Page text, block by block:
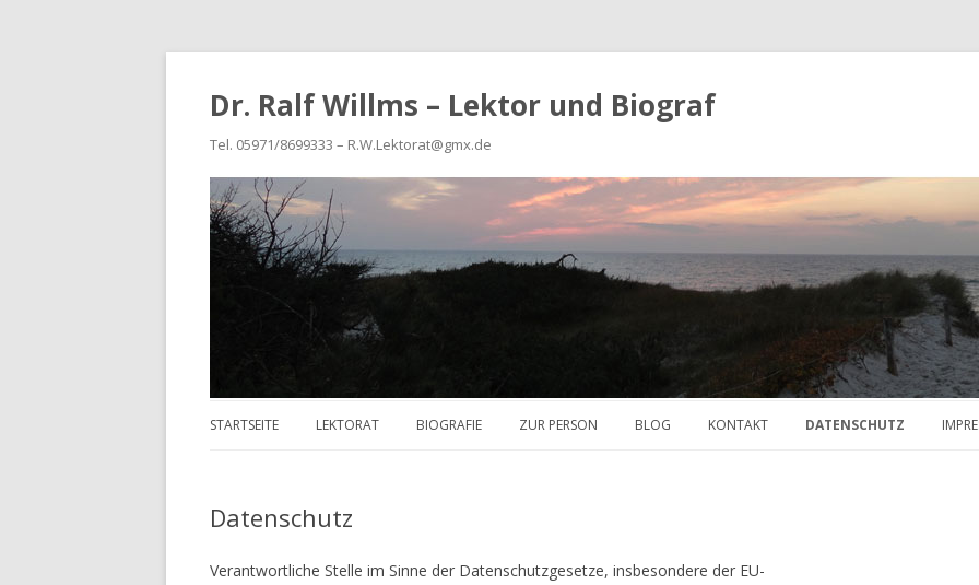
Dr. Ralf Willms – Lektor und Biograf
Tel. 05971/8699333 – R.W.Lektorat@gmx.de
STARTSEITE LEKTORAT BIOGRAFIE ZUR PERSON BLOG KONTAKT DATENSCHUTZ
Datenschutz
Verantwortliche Stelle im Sinne der Datenschutzgesetze, insbesondere der EU-